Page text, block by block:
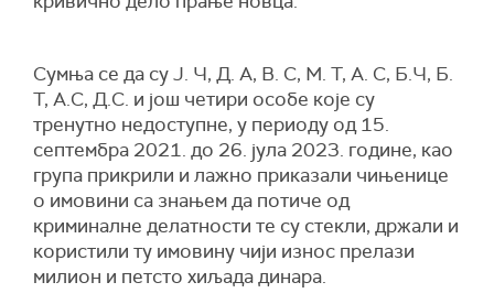
Сумња се да су Ј. Ч, Д. А, В. С, М. Т, А. С, Б.Ч, Б.
Т, А.С, Д.С. и још четири особе које су
тренутно недоступне, у периоду од 15.
септембра 2021. до 26. јула 2023. године, као
група прикрили и лажно приказали чињенице
о имовини са знањем да потиче од
криминалне делатности те су стекли, држали и
користили ту имовину чији износ прелази
милион и петсто хиљада динара.